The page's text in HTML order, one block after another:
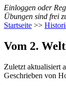
Einloggen oder
Übungen sind frei
Startseite >>
Vom 2.
Zuletzt aktualisiert
Geschrieben von